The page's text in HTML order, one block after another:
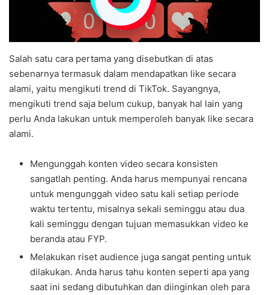
Salah satu cara pertama yang disebutkan di atas
sebenarnya termasuk dalam mendapatkan like secara
alami, yaitu mengikuti trend di TikTok. Sayangnya,
mengikuti trend saja belum cukup, banyak hal lain yang
perlu Anda lakukan untuk memperoleh banyak like secara
alami.
Mengunggah konten video secara konsisten
sangatlah penting. Anda harus mempunyai rencana
untuk mengunggah video satu kali setiap periode
waktu tertentu, misalnya sekali seminggu atau dua
kali seminggu dengan tujuan memasukkan video ke
beranda atau FYP.
Melakukan riset audience juga sangat penting untuk
dilakukan. Anda harus tahu konten seperti apa yang
saat ini sedang dibutuhkan dan diinginkan oleh para